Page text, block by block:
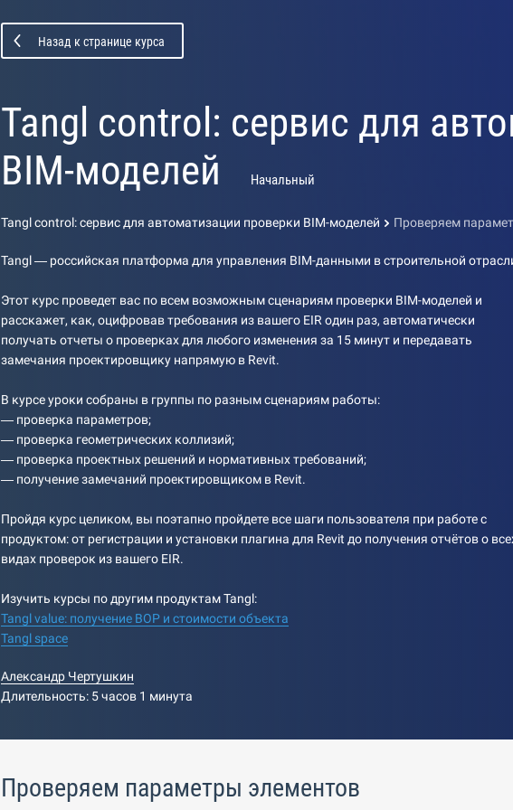
Назад к странице курса
Tangl control: сервис для
BIM-моделей
Начальный
Tangl control: сервис для автоматизации проверки BIM-моделей Проверяем
Tangl — российская платформа для управления BIM-данными в строительной
Этот курс проведет вас по всем возможным сценариям проверки BIM-моделей и
расскажет, как, оцифровав требования из вашего EIR один раз, автоматически
получать отчеты о проверках для любого изменения за 15 минут и передавать
замечания проектировщику напрямую в Revit.
В курсе уроки собраны в группы по разным сценариям работы:
— проверка параметров;
— проверка геометрических коллизий;
— проверка проектных решений и нормативных требований;
— получение замечаний проектировщиком в Revit.
Пройдя курс целиком, вы поэтапно пройдете все шаги пользователя при работе с
продуктом: от регистрации и установки плагина для Revit до получения отчётов о
видах проверок из вашего EIR.
Изучить курсы по другим продуктам Tangl:
Tangl value: получение ВОР и стоимости объекта
Tangl space
Александр Чертушкин
Длительность: 5 часов 1 минута
Проверяем параметры элементов